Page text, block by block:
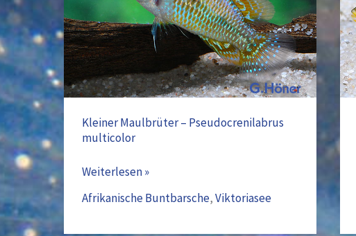
Kleiner Maulbrüter – Pseudocrenilabrus
multicolor
Pseudocrenilabrus
multicolor
Weiterlesen »
Afrikanische Buntbarsche,Viktoriasee